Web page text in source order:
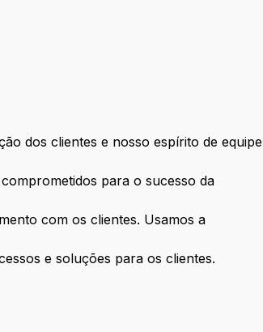
dos clientes e nosso espírito de equipe
para o sucesso da
com os clientes. Usamos a
e soluções para os clientes.